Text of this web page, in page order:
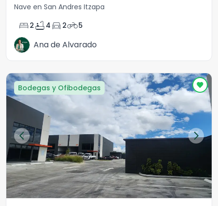
Nave en San Andres Itzapa
bed 2 bathtub 4 directions_car 2motorcycle5
Ana de Alvarado
Bodegas y Ofibodegas